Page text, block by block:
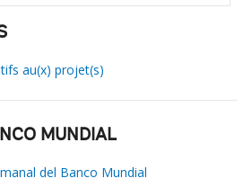
au(x) projet(s)
MUNDIAL
del Banco Mundial